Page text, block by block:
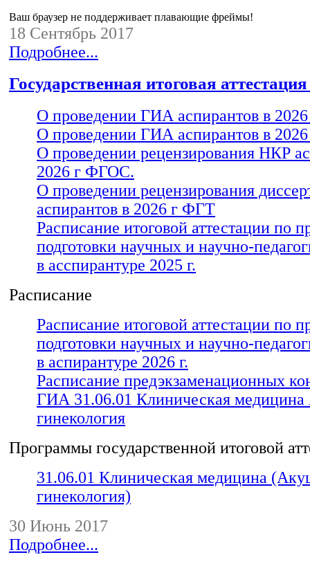
Ваш браузер не поддерживает плавающие фреймы!
Ваш браузер не поддерживает плавающие фреймы!
18 Сентябрь 2017
Подробнее...
Государственная итоговая
О проведении ГИА аспирантов в
О проведении ГИА аспирантов в
О проведении рецензирования НКР
2026 г ФГОС.
О проведении рецензирования
аспирантов в 2026 г ФГТ
Расписание итоговой аттестации по
подготовки научных и научно-
в асспирантуре 2025 г.
Расписание
Расписание итоговой аттестации по
подготовки научных и научно-
в аспирантуре 2026 г.
Расписание предэкзаменационных
ГИА 31.06.01 Клиническая медицина
гинекология
Программы государственной итоговой
31.06.01 Клиническая медицина
гинекология)
30 Июнь 2017
Подробнее...